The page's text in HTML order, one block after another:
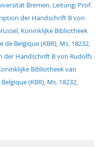
Bremen, Leitung: Prof.
der Handschrift B von
Koninklijke Bibliotheek
Belgique (KBR), Ms. 18232,
der Handschrift B von Rudolfs
Bibliotheek van
(KBR), Ms. 18232,